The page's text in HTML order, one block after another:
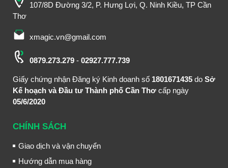
107/8D Đường 3/2, P. Hưng Lợi, Q. Ninh Kiều, TP Cần
Thơ
xmagic.vn@gmail.com
0879.273.279- 02927.777.739
Giấy chứng nhận Đăng ký Kinh doanh số 1801671435 do Sở
Kế hoạch và Đầu tư Thành phố Cần Thơ cấp ngày
05/6/2020
CHÍNH SÁCH
Giao dịch và vận chuyển
Hướng dẫn mua hàng